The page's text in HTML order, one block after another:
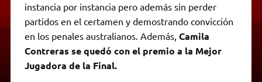
instancia por instancia pero además sin perder
partidos en el certamen y demostrando convicción
en los penales australianos. Además, Camila
Contreras se quedó con el premio a la Mejor
Jugadora de la Final.